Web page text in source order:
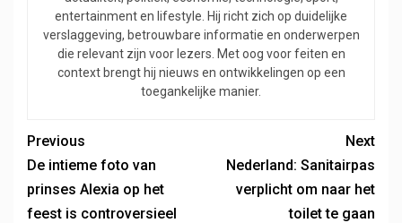
entertainment en lifestyle. Hij richt zich op duidelijke
verslaggeving, betrouwbare informatie en onderwerpen
die relevant zijn voor lezers. Met oog voor feiten en
context brengt hij nieuws en ontwikkelingen op een
toegankelijke manier.
Previous
De intieme foto van
prinses Alexia op het
feest is controversieel
Next
Nederland: Sanitairpas
verplicht om naar het
toilet te gaan